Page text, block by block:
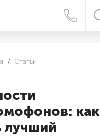
Статьи
как
лучший